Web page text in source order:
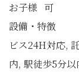
お子様 可
設備・特徴 フ
ビス24H対応,
内, 駅徒歩5分